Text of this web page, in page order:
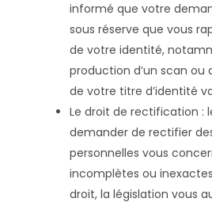
informé que votre
sous réserve que vous
de votre identité,
production d’un scan ou
de votre titre d’identité
Le droit de rectification :
demander de rectifier
personnelles vous
incomplètes ou
droit, la législation vous